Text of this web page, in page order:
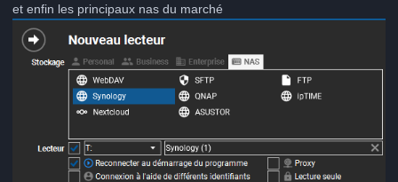
et enfin les principaux nas du marché